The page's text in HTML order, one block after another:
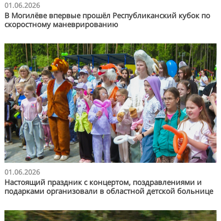
01.06.2026
В Могилёве впервые прошёл Республиканский кубок по
скоростному маневрированию
01.06.2026
Настоящий праздник с концертом, поздравлениями и
подарками организовали в областной детской больнице